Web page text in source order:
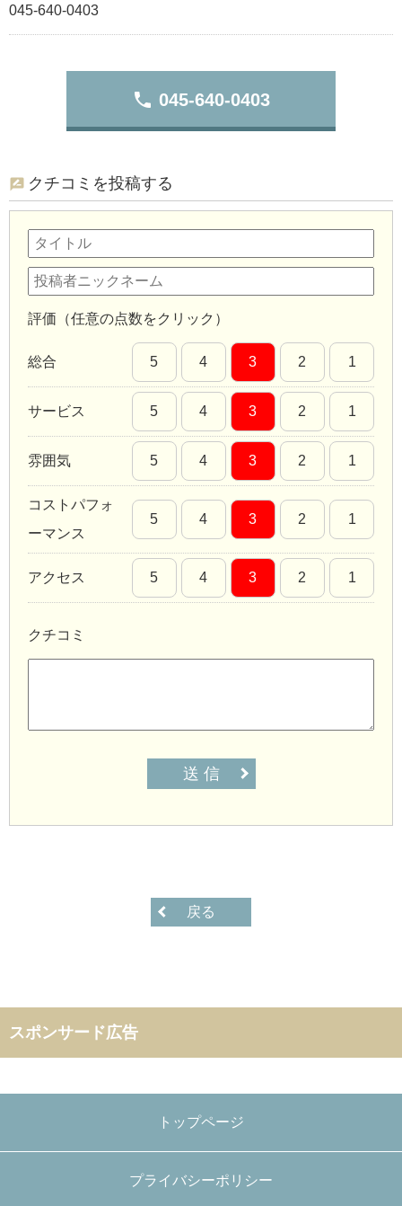
045-640-0403
phone 045-640-0403
クチコミを投稿する
評価（任意の点数をクリック）
総合 5 4 3 2 1
サービス 5 4 3 2 1
雰囲気 5 4 3 2 1
コストパフォ
ーマンス
5 4 3 2 1
アクセス 5 4 3 2 1
クチコミ
送 信
戻る
スポンサード広告
トップページ
プライバシーポリシー